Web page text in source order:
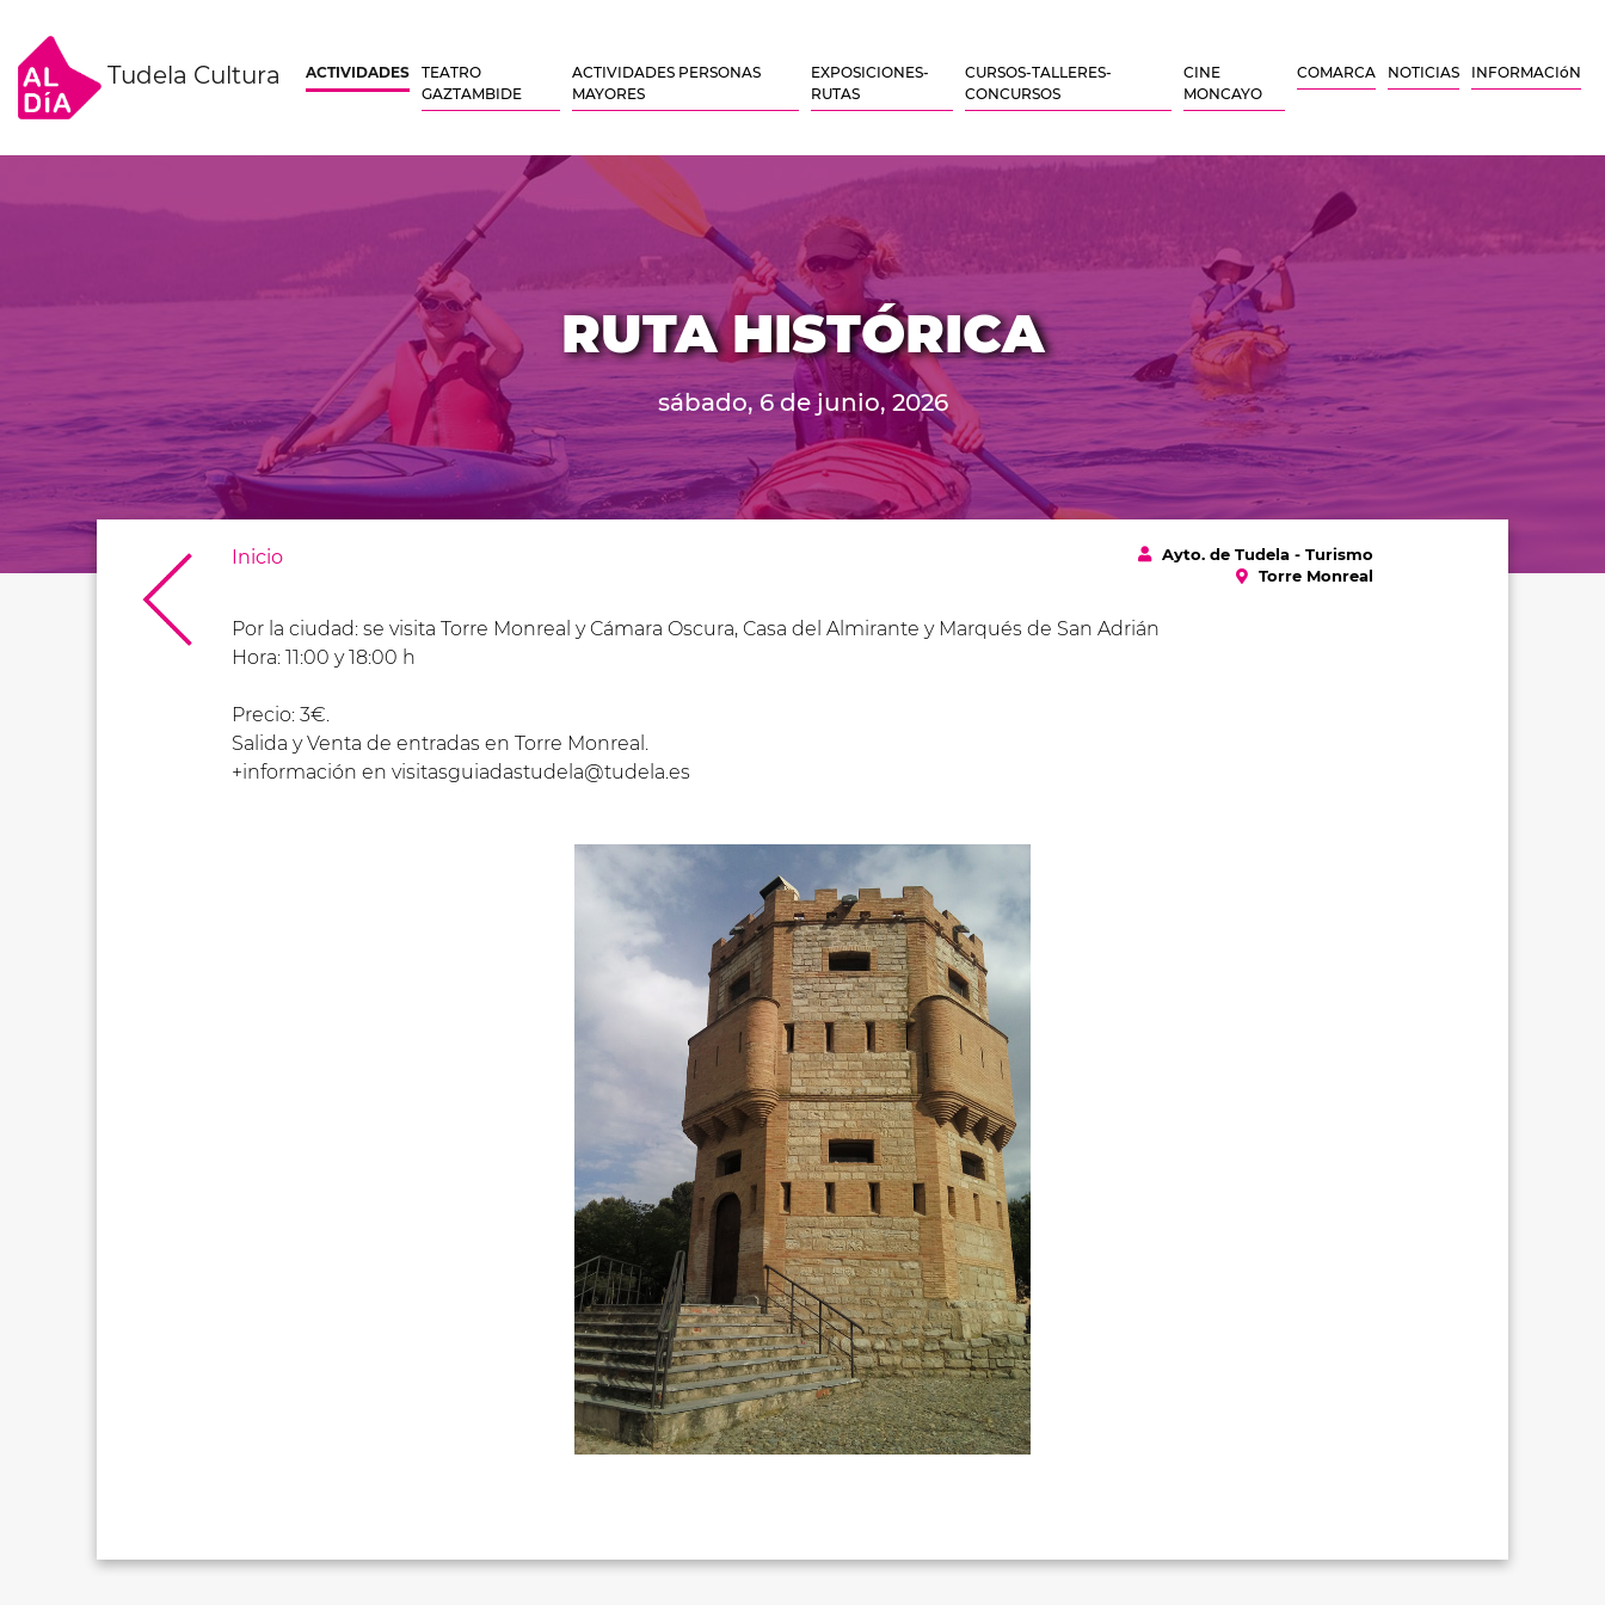
Tudela Cultura ACTIVIDADES
TEATRO
GAZTAMBIDE
ACTIVIDADES PERSONAS
MAYORES
EXPOSICIONES-
RUTAS
CURSOS-TALLERES-
CONCURSOS
CINE
MONCAYO
COMARCA NOTICIAS INFORMACIóN
RUTA HISTÓRICA
sábado, 6 de junio, 2026
Inicio
Ayto. de Tudela - Turismo
Torre Monreal
Por la ciudad: se visita Torre Monreal y Cámara Oscura, Casa del Almirante y Marqués de San Adrián
Hora: 11:00 y 18:00 h
Precio: 3€.
Salida y Venta de entradas en Torre Monreal.
+información en visitasguiadastudela@tudela.es